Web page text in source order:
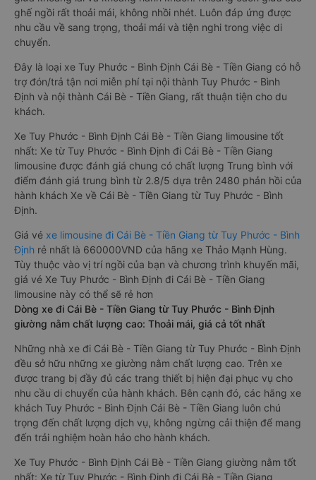
ghế ngồi rất thoải mái, không nhồi nhét. Luôn đáp ứng được
nhu cầu về sang trọng, thoải mái và tiện nghi trong việc di
chuyển.
Đây là loại xe Tuy Phước - Bình Định Cái Bè - Tiền Giang có hỗ
trợ đón/trả tận nơi miễn phí tại nội thành Tuy Phước - Bình
Định và nội thành Cái Bè - Tiền Giang, rất thuận tiện cho du
khách.
Xe Tuy Phước - Bình Định Cái Bè - Tiền Giang limousine tốt
nhất: Xe từ Tuy Phước - Bình Định đi Cái Bè - Tiền Giang
limousine được đánh giá chung có chất lượng Trung bình với
điểm đánh giá trung bình từ 2.8/5 dựa trên 2480 phản hồi của
hành khách Xe về Cái Bè - Tiền Giang từ Tuy Phước - Bình
Định.
Giá vé xe limousine đi Cái Bè - Tiền Giang từ Tuy Phước - Bình
Định rẻ nhất là 660000VND của hãng xe Thảo Mạnh Hùng.
Tùy thuộc vào vị trí ngồi của bạn và chương trình khuyến mãi,
giá vé Xe Tuy Phước - Bình Định đi Cái Bè - Tiền Giang
limousine này có thể sẽ rẻ hơn
Dòng xe đi Cái Bè - Tiền Giang từ Tuy Phước - Bình Định
giường nằm chất lượng cao: Thoải mái, giá cả tốt nhất
Những nhà xe đi Cái Bè - Tiền Giang từ Tuy Phước - Bình Định
đều sở hữu những xe giường nằm chất lượng cao. Trên xe
được trang bị đầy đủ các trang thiết bị hiện đại phục vụ cho
nhu cầu di chuyển của hành khách. Bên cạnh đó, các hãng xe
khách Tuy Phước - Bình Định Cái Bè - Tiền Giang luôn chú
trọng đến chất lượng dịch vụ, không ngừng cải thiện để mang
đến trải nghiệm hoàn hảo cho hành khách.
Xe Tuy Phước - Bình Định Cái Bè - Tiền Giang giường nằm tốt
nhất: Xe từ Tuy Phước - Bình Định đi Cái Bè - Tiền Giang